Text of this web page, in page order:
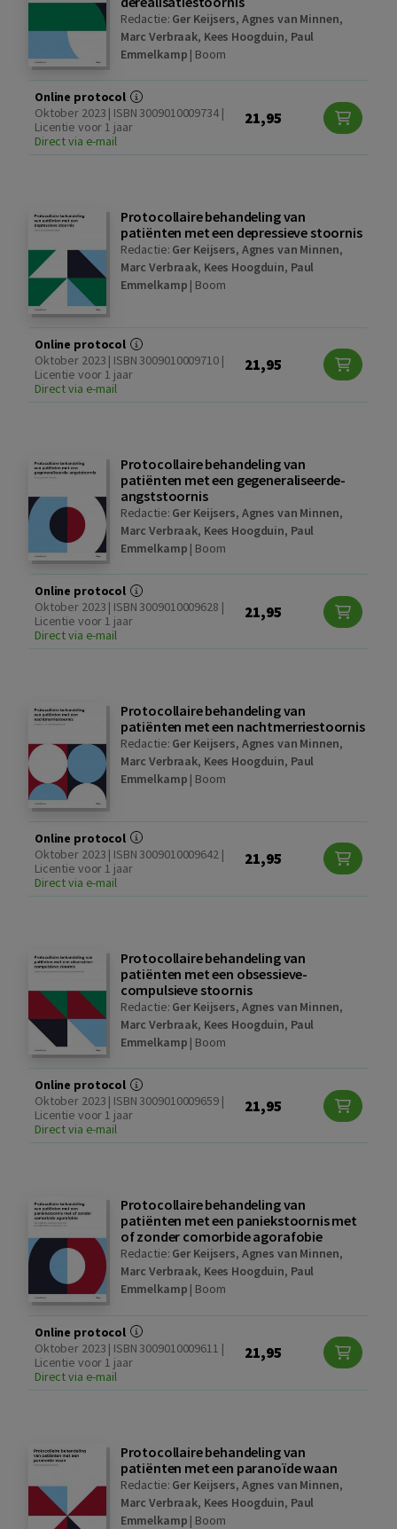
Redactie: Ger Keijsers, Agnes van Minnen,
Marc Verbraak, Kees Hoogduin, Paul
Emmelkamp | Boom
Online protocol
Oktober 2023 | ISBN 3009010009734 |
Licentie voor 1 jaar
Direct via e-mail
21,95
Protocollaire behandeling van
patiënten met een depressieve stoornis
Redactie: Ger Keijsers, Agnes van Minnen,
Marc Verbraak, Kees Hoogduin, Paul
Emmelkamp | Boom
Online protocol
Oktober 2023 | ISBN 3009010009710 |
Licentie voor 1 jaar
Direct via e-mail
21,95
Protocollaire behandeling van
patiënten met een gegeneraliseerde-
angststoornis
Redactie: Ger Keijsers, Agnes van Minnen,
Marc Verbraak, Kees Hoogduin, Paul
Emmelkamp | Boom
Online protocol
Oktober 2023 | ISBN 3009010009628 |
Licentie voor 1 jaar
Direct via e-mail
21,95
Protocollaire behandeling van
patiënten met een nachtmerriestoornis
Redactie: Ger Keijsers, Agnes van Minnen,
Marc Verbraak, Kees Hoogduin, Paul
Emmelkamp | Boom
Online protocol
Oktober 2023 | ISBN 3009010009642 |
Licentie voor 1 jaar
Direct via e-mail
21,95
Protocollaire behandeling van
patiënten met een obsessieve-
compulsieve stoornis
Redactie: Ger Keijsers, Agnes van Minnen,
Marc Verbraak, Kees Hoogduin, Paul
Emmelkamp | Boom
Online protocol
Oktober 2023 | ISBN 3009010009659 |
Licentie voor 1 jaar
Direct via e-mail
21,95
Protocollaire behandeling van
patiënten met een paniekstoornis met
of zonder comorbide agorafobie
Redactie: Ger Keijsers, Agnes van Minnen,
Marc Verbraak, Kees Hoogduin, Paul
Emmelkamp | Boom
Online protocol
Oktober 2023 | ISBN 3009010009611 |
Licentie voor 1 jaar
Direct via e-mail
21,95
Protocollaire behandeling van
patiënten met een paranoïde waan
Redactie: Ger Keijsers, Agnes van Minnen,
Marc Verbraak, Kees Hoogduin, Paul
Emmelkamp | Boom